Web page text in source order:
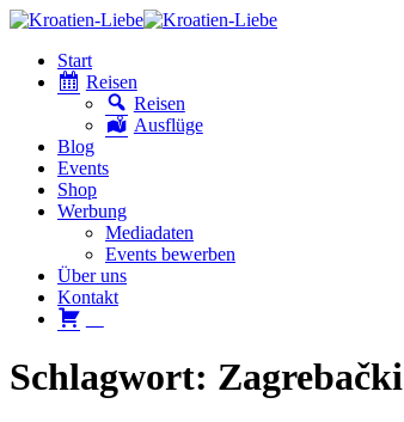
Start
Reisen
Reisen
Ausflüge
Blog
Events
Shop
Werbung
Mediadaten
Events bewerben
Über uns
Kontakt
Schlagwort: